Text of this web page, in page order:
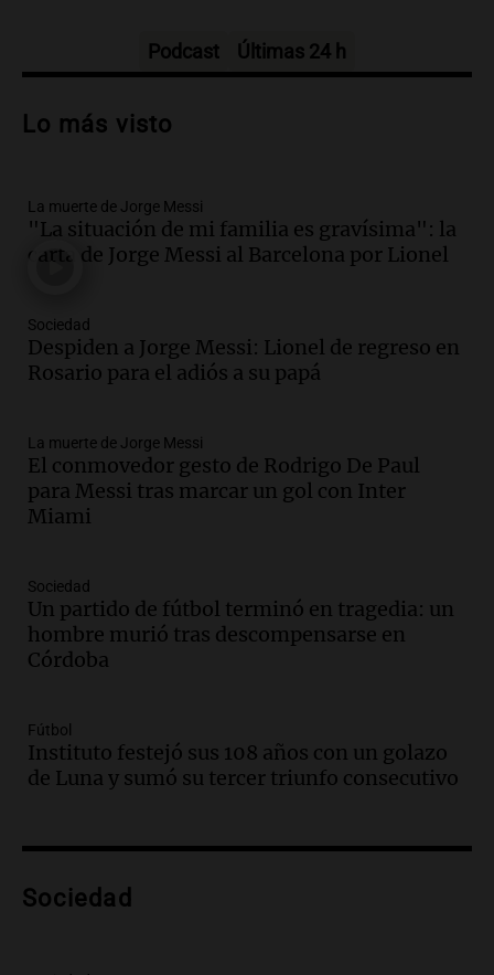
Audio.Trágico accidente en Mendoza:
vehículos desde un puente
Audio.Tragedia en Mendoza: un muerto
y cinco heridos tras caer dos autos desde
un puente
Audio.Messi llegará esta noche a
Rosario para acompañar a su familia
Episodios
Audio.Ley de Propiedad Privada: el revés
en el Congreso expuso una debilidad
comunicacional del Gobierno
Episodios
Audio.Casabindo se prepara para una
celebración única: 30.000 turistas y el
tradicional Toreo de la Vincha
Audio.Borges, abogada de Pourrain:
"Tres hombres se lo llevaron para
hacerle preguntas y nunca regresó"
Episodios
metros del río Suquía y retiraron hasta
Podcast Últimas 24 h
Lo más visto
La muerte de Jorge Messi
"La situación de mi familia es gravísima": la
carta de Jorge Messi al Barcelona por Lionel
Sociedad
Despiden a Jorge Messi: Lionel de regreso en
Rosario para el adiós a su papá
La muerte de Jorge Messi
El conmovedor gesto de Rodrigo De Paul
para Messi tras marcar un gol con Inter
Miami
Sociedad
Un partido de fútbol terminó en tragedia: un
hombre murió tras descompensarse en
Córdoba
Fútbol
Instituto festejó sus 108 años con un golazo
de Luna y sumó su tercer triunfo consecutivo
Sociedad